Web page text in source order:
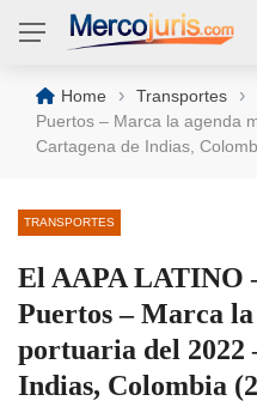
Home › Transportes ›
Puertos – Marca la agenda
Cartagena de Indias,
TRANSPORTES
El AAPA LATINO
Puertos – Marca
portuaria del 2022
Indias, Colombia